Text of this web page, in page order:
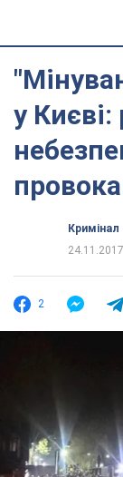
у
Кримінал
2